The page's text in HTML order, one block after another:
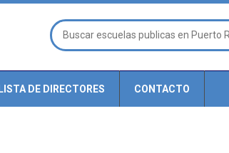
LISTA DE DIRECTORES CONTACTO